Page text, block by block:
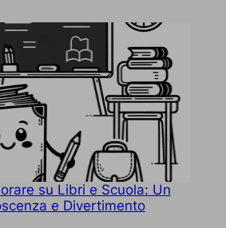
su Libri e Scuola: Un
e Divertimento